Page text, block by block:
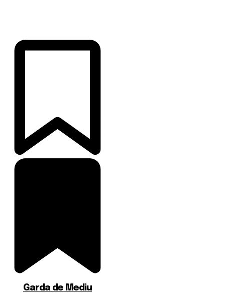
Garda de Mediu